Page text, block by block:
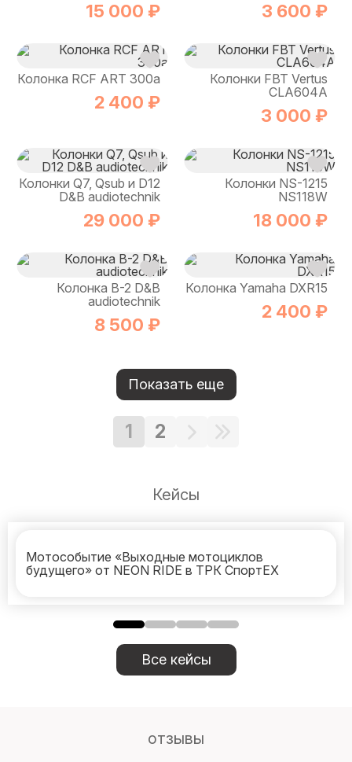
15 000 ₽ 3 600 ₽
Колонка RCF ART 300a
2 400 ₽
Колонки FBT Vertus
CLA604A
3 000 ₽
Колонки Q7, Qsub и D12
D&B audiotechnik
29 000 ₽
Колонки NS-1215
NS118W
18 000 ₽
Колонка B-2 D&B
audiotechnik
8 500 ₽
Колонка Yamaha DXR15
2 400 ₽
Показать еще
1 2
Кейсы
Мотособытие «Выходные мотоциклов
будущего» от NEON RIDE в ТРК СпортЕХ
Все кейсы
отзывы